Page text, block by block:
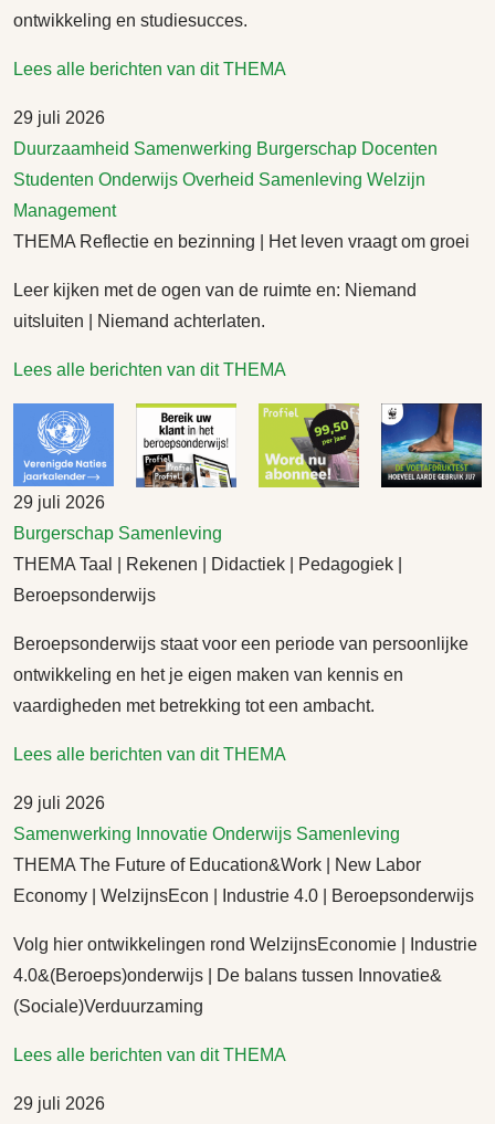
ontwikkeling en studiesucces.
Lees alle berichten van dit THEMA
29 juli 2026
Duurzaamheid Samenwerking Burgerschap Docenten
Studenten Onderwijs Overheid Samenleving Welzijn
Management
THEMA Reflectie en bezinning | Het leven vraagt om groei
Leer kijken met de ogen van de ruimte en: Niemand
uitsluiten | Niemand achterlaten.
Lees alle berichten van dit THEMA
29 juli 2026
Burgerschap Samenleving
THEMA Taal | Rekenen | Didactiek | Pedagogiek |
Beroepsonderwijs
Beroepsonderwijs staat voor een periode van persoonlijke
ontwikkeling en het je eigen maken van kennis en
vaardigheden met betrekking tot een ambacht.
Lees alle berichten van dit THEMA
29 juli 2026
Samenwerking Innovatie Onderwijs Samenleving
THEMA The Future of Education&Work | New Labor
Economy | WelzijnsEcon | Industrie 4.0 | Beroepsonderwijs
Volg hier ontwikkelingen rond WelzijnsEconomie | Industrie
4.0&(Beroeps)onderwijs | De balans tussen Innovatie&
(Sociale)Verduurzaming
Lees alle berichten van dit THEMA
29 juli 2026